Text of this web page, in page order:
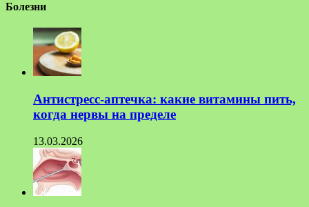
Болезни
Антистресс-аптечка: какие витамины пить,
когда нервы на пределе
13.03.2026